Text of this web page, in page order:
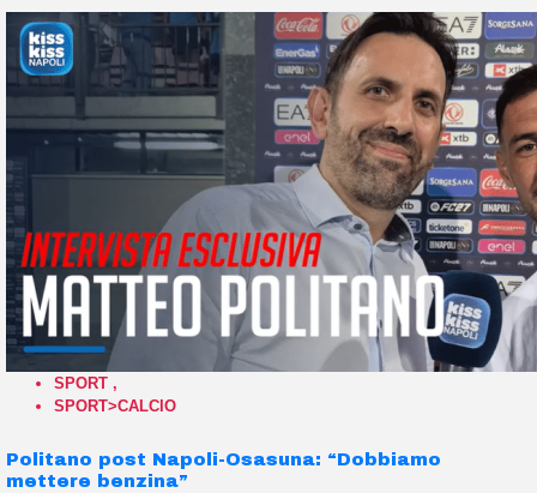
SPORT ,
SPORT>CALCIO
Politano post Napoli-Osasuna: “Dobbiamo
mettere benzina”